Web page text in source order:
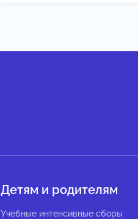
Детям и родителям
Учебные интенсивные сборы